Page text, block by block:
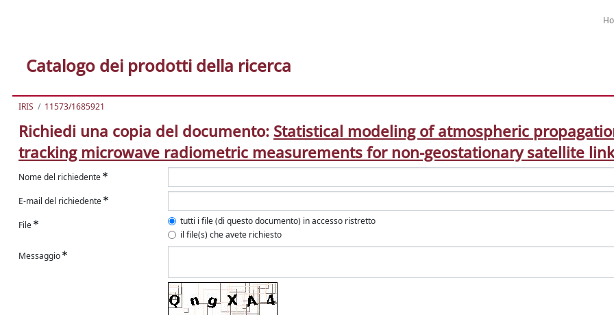
Catalogo dei prodotti della ricerca
IRIS 11573/1685921
Richiedi una copia del documento: Statistical modeling of atmospheric
tracking microwave radiometric measurements for non-geostationary satellite
Nome del richiedente
E-mail del richiedente
File
tutti i file (di questo documento) in accesso ristretto
il file(s) che avete richiesto
Messaggio